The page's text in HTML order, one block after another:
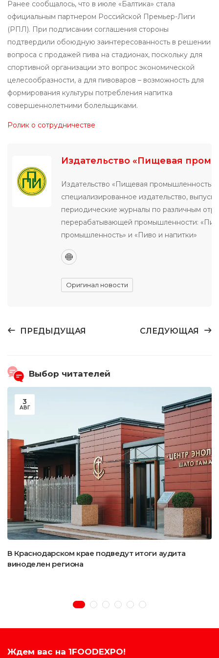
Ранее сообщалось, что в июле «Балтика» стала
официальным партнером Российской Премьер-Лиги
(РПЛ). При подписании соглашения стороны
подтвердили обоюдную заинтересованность в решении
вопроса с продажей пива на стадионах, поскольку для
спортивной организации это вопрос экономической
целесообразности, а для пивоваров – возможность для
формирования культуры потребления напитка
совершеннолетними болельщиками.
Ролик о сотрудничестве
Издательство «Пищевая
Издательство «Пищевая промышленность»
специализированное издательство,
периодические журналы по различным
перерабатывающей промышленности:
промышленность» и «Пиво и напитки»
Оригинал новости
ПРЕДЫДУЩАЯ СЛЕДУЮЩАЯ
Выбор читателей
3
АВГ
В Краснодарском крае подведут итоги аудита
виноделен региона
Ждем вас на 1FOODEXPO!